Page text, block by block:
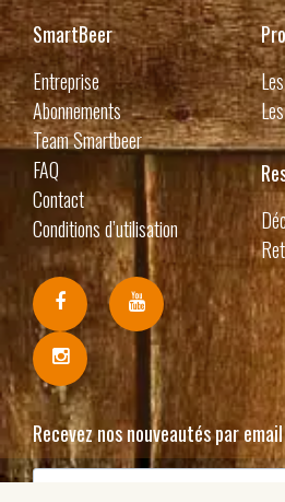
SmartBeer
Entreprise
Abonnements
Team Smartbeer
FAQ
Contact
Conditions d’utilisation
Recevez nos nouveautés par email